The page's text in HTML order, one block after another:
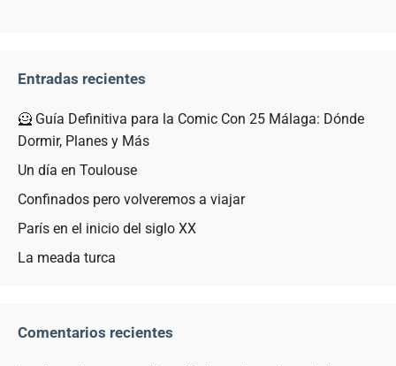
Entradas recientes
🦸 Guía Definitiva para la Comic Con 25 Málaga: Dónde
Dormir, Planes y Más
Un día en Toulouse
Confinados pero volveremos a viajar
París en el inicio del siglo XX
La meada turca
Comentarios recientes